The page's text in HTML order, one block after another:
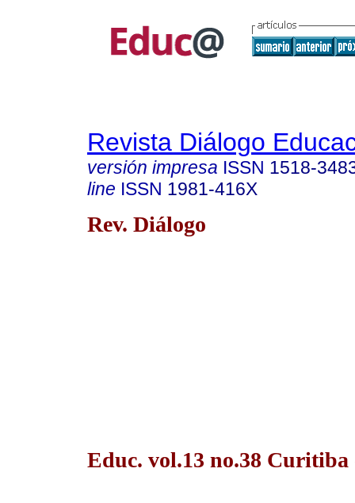
Revista Diálogo
versión impresa ISSN 1518-
line ISSN 1981-416X
Rev. Diálogo
Educ. vol.13 no.38 Curitiba